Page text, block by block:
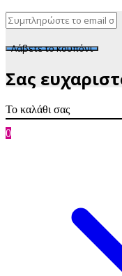
Λάβετε το κουπόνι
Σας
Το καλάθι σας
0